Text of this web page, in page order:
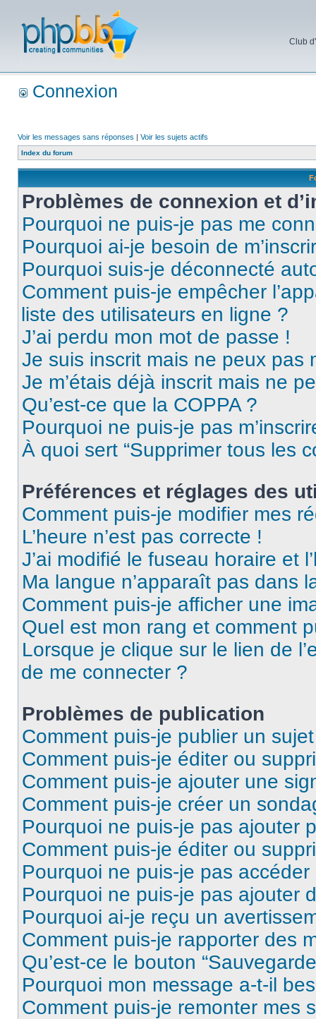
Club
Connexion
Voir les messages sans réponses | Voir les sujets actifs
Index du forum
Problèmes de connexion et
Pourquoi ne puis-je pas me
Pourquoi ai-je besoin de
Pourquoi suis-je déconnecté
Comment puis-je empêcher
liste des utilisateurs en ligne ?
J’ai perdu mon mot de passe !
Je suis inscrit mais ne peux pas
Je m’étais déjà inscrit mais ne
Qu’est-ce que la COPPA ?
Pourquoi ne puis-je pas
À quoi sert “Supprimer tous les
Préférences et réglages des
Comment puis-je modifier mes
L’heure n’est pas correcte !
J’ai modifié le fuseau horaire et
Ma langue n’apparaît pas dans
Comment puis-je afficher une
Quel est mon rang et comment
Lorsque je clique sur le lien de
de me connecter ?
Problèmes de publication
Comment puis-je publier un
Comment puis-je éditer ou
Comment puis-je ajouter une
Comment puis-je créer un
Pourquoi ne puis-je pas ajouter
Comment puis-je éditer ou
Pourquoi ne puis-je pas
Pourquoi ne puis-je pas ajouter
Pourquoi ai-je reçu un
Comment puis-je rapporter des
Qu’est-ce le bouton
Pourquoi mon message a-t-il
Comment puis-je remonter mes